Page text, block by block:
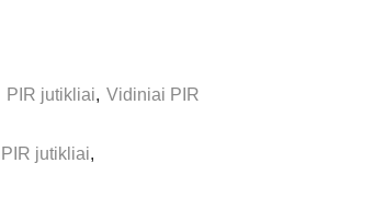
PIR jutikliai, Vidiniai PIR
PIR jutikliai,